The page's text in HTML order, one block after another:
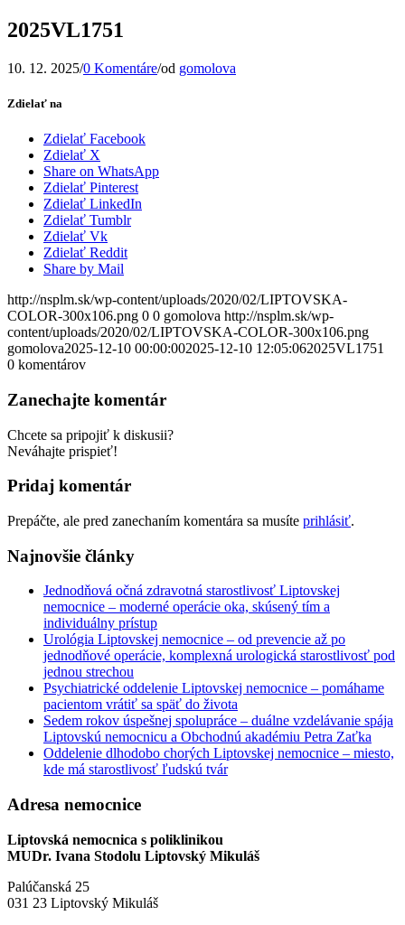
2025VL1751
10. 12. 2025/0 Komentáre/od gomolova
Zdielať na
Zdielať Facebook
Zdielať X
Share on WhatsApp
Zdielať Pinterest
Zdielať LinkedIn
Zdielať Tumblr
Zdielať Vk
Zdielať Reddit
Share by Mail
http://nsplm.sk/wp-content/uploads/2020/02/LIPTOVSKA-
COLOR-300x106.png 0 0 gomolova http://nsplm.sk/wp-
content/uploads/2020/02/LIPTOVSKA-COLOR-300x106.png
gomolova2025-12-10 00:00:002025-12-10 12:05:062025VL1751
0 komentárov
Zanechajte komentár
Chcete sa pripojiť k diskusii?
Neváhajte prispieť!
Pridaj komentár
Prepáčte, ale pred zanechaním komentára sa musíte prihlásiť.
Najnovšie články
Jednodňová očná zdravotná starostlivosť Liptovskej
nemocnice – moderné operácie oka, skúsený tím a
individuálny prístup
Urológia Liptovskej nemocnice – od prevencie až po
jednodňové operácie, komplexná urologická starostlivosť pod
jednou strechou
Psychiatrické oddelenie Liptovskej nemocnice – pomáhame
pacientom vrátiť sa späť do života
Sedem rokov úspešnej spolupráce – duálne vzdelávanie spája
Liptovskú nemocnicu a Obchodnú akadémiu Petra Zaťka
Oddelenie dlhodobo chorých Liptovskej nemocnice – miesto,
kde má starostlivosť ľudskú tvár
Adresa nemocnice
Liptovská nemocnica s poliklinikou
MUDr. Ivana Stodolu Liptovský Mikuláš
Palúčanská 25
031 23 Liptovský Mikuláš